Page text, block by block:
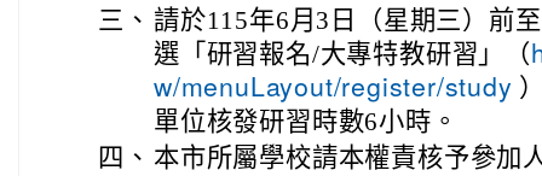
三、 請於115年6月3日（星期三）前
選「研習報名/大專特教研習」（
w/menuLayout/register/study
單位核發研習時數6小時。
四、 本市所屬學校請本權責核予參加